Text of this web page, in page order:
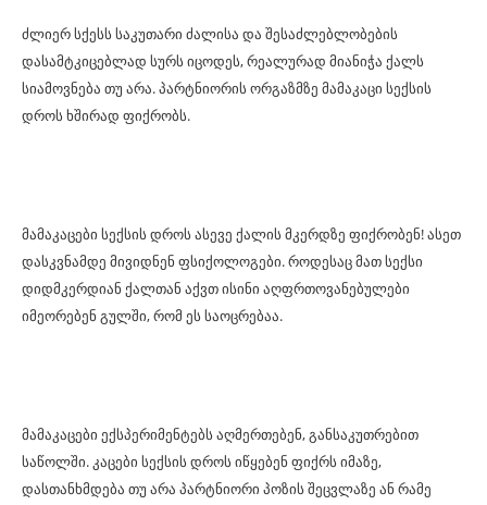
ძლიერ სქესს საკუთარი ძალისა და შესაძლებლობების
დასამტკიცებლად სურს იცოდეს, რეალურად მიანიჭა ქალს
სიამოვნება თუ არა. პარტნიორის ორგაზმზე მამაკაცი სექსის
დროს ხშირად ფიქრობს.
მამაკაცები სექსის დროს ასევე ქალის მკერდზე ფიქრობენ! ასეთ
დასკვნამდე მივიდნენ ფსიქოლოგები. როდესაც მათ სექსი
დიდმკერდიან ქალთან აქვთ ისინი აღფრთოვანებულები
იმეორებენ გულში, რომ ეს საოცრებაა.
მამაკაცები ექსპერიმენტებს აღმერთებენ, განსაკუთრებით
საწოლში. კაცები სექსის დროს იწყებენ ფიქრს იმაზე,
დასთანხმდება თუ არა პარტნიორი პოზის შეცვლაზე ან რამე